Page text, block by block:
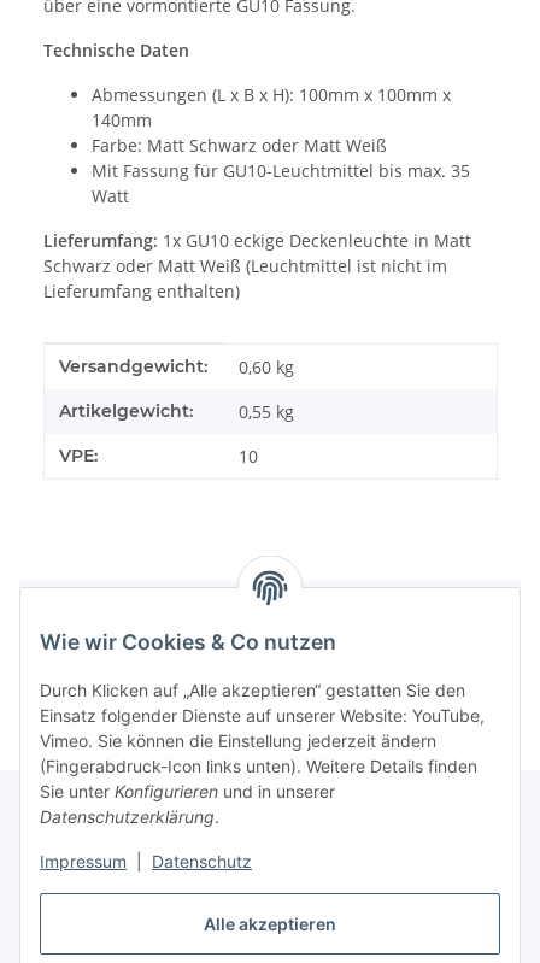
Alle akzeptieren
Wie wir Cookies & Co nutzen
Durch Klicken auf „Alle akzeptieren“ gestatten Sie den
Einsatz folgender Dienste auf unserer Website: YouTube,
Vimeo. Sie können die Einstellung jederzeit ändern
(Fingerabdruck-Icon links unten). Weitere Details finden
Sie unter Konfigurieren und in unserer
Datenschutzerklärung.
Impressum Datenschutz
über eine vormontierte GU10 Fassung.
Technische Daten
Abmessungen (L x B x H): 100mm x 100mm x
140mm
Farbe: Matt Schwarz oder Matt Weiß
Mit Fassung für GU10-Leuchtmittel bis max. 35
Watt
Lieferumfang: 1x GU10 eckige Deckenleuchte in Matt
Schwarz oder Matt Weiß (Leuchtmittel ist nicht im
Lieferumfang enthalten)
Produkteigenschaft
Wert
Versandgewicht: 0,60 kg
Artikelgewicht: 0,55 kg
VPE: 10
Benachrichtigen, wenn verfügbar
Informationen
Gesetzliche Informationen